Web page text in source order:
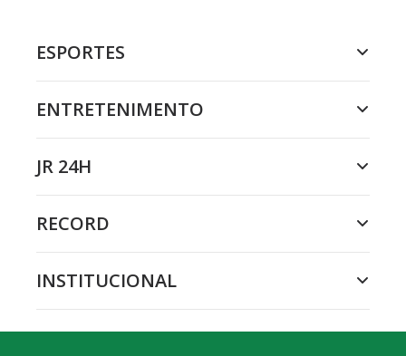
ESPORTES
ENTRETENIMENTO
JR 24H
RECORD
INSTITUCIONAL